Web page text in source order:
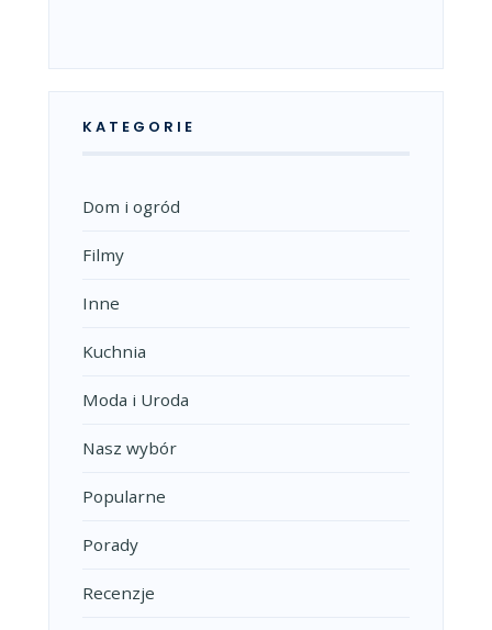
KATEGORIE
Dom i ogród
Filmy
Inne
Kuchnia
Moda i Uroda
Nasz wybór
Popularne
Porady
Recenzje